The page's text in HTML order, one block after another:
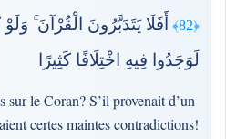
﴿82﴾
أَفَلَا يَتَدَبَّرُونَ الْقُرْآنَ
لَوَجَدُوا فِيهِ اخْتِلَافًا كَثِيرًا
le Coran? S’il provenait d’un
certes maintes contradictions!